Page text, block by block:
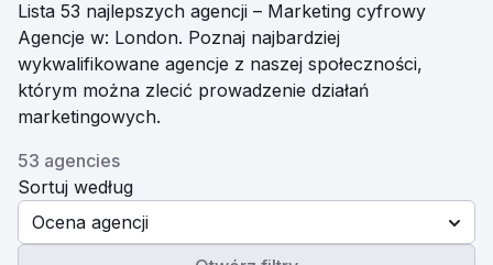
Lista 53 najlepszych agencji – Marketing cyfrowy
Agencje w: London. Poznaj najbardziej
wykwalifikowane agencje z naszej społeczności,
którym można zlecić prowadzenie działań
marketingowych.
53 agencies
Sortuj według
Ocena agencji